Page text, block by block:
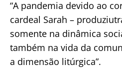
“A pandemia devido ao
cardeal Sarah –
somente na dinâmica
também na vida da
a dimensão litúrgica”.